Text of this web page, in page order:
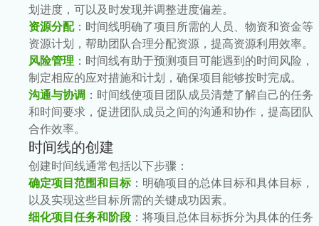
划进度，可以及时发现并调整进度偏差。
资源分配：时间线明确了项目所需的人员、物资和资金等
资源计划，帮助团队合理分配资源，提高资源利用效率。
风险管理 ：时间线有助于预测项目可能遇到的时间风险，
制定相应的应对措施和计划，确保项目能够按时完成。
沟通与协调 ：时间线使项目团队成员清楚了解自己的任务
和时间要求，促进团队成员之间的沟通和协作，提高团队
合作效率。
时间线的创建
创建时间线通常包括以下步骤：
确定项目范围和目标：明确项目的总体目标和具体目标，
以及实现这些目标所需的关键成功因素。
细化项目任务和阶段 ：将项目总体目标拆分为具体的任务